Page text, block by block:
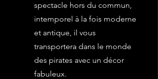
spectacle hors du commun,
intemporel à la fois moderne
et antique, il vous
transportera dans le monde
des pirates avec un décor
fabuleux.